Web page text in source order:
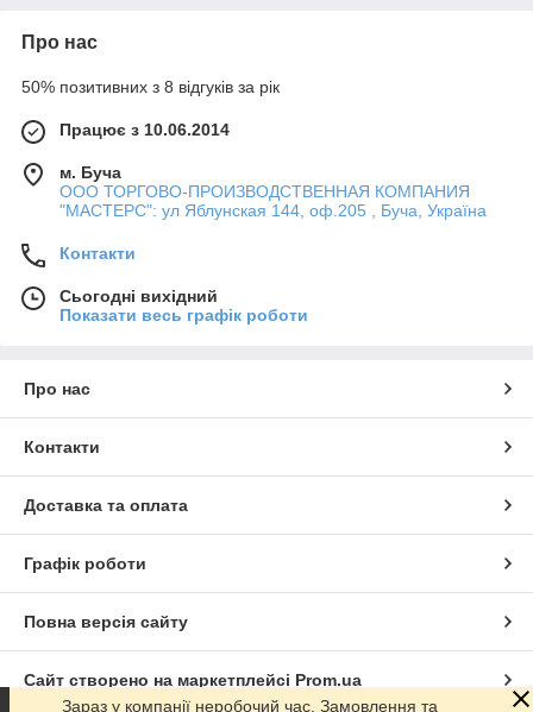
Про нас
50% позитивних з 8 відгуків за рік
Працює з 10.06.2014
м. Буча
ООО ТОРГОВО-ПРОИЗВОДСТВЕННАЯ КОМПАНИЯ
"МАСТЕРС": ул Яблунская 144, оф.205 , Буча, Україна
Контакти
Сьогодні вихідний
Показати весь графік роботи
Про нас
Контакти
Доставка та оплата
Графік роботи
Повна версія сайту
Сайт створено на маркетплейсі Prom.ua
Зараз у компанії неробочий час. Замовлення та